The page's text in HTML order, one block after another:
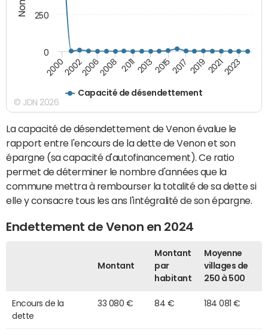
Capacité de désendettement
2000200220062008 2011201320152017 201920212023
0
250
© JDN 2026
La capacité de désendettement de Venon évalue le
rapport entre l'encours de la dette de Venon et son
épargne (sa capacité d'autofinancement). Ce ratio
permet de déterminer le nombre d'années que la
commune mettra à rembourser la totalité de sa dette si
elle y consacre tous les ans l'intégralité de son épargne.
Endettement de Venon en 2024
Montant
Montant
par
habitant
Moyenne
villages de
250 à 500
Encours de la
dette
33 080 € 84 € 184 081 €